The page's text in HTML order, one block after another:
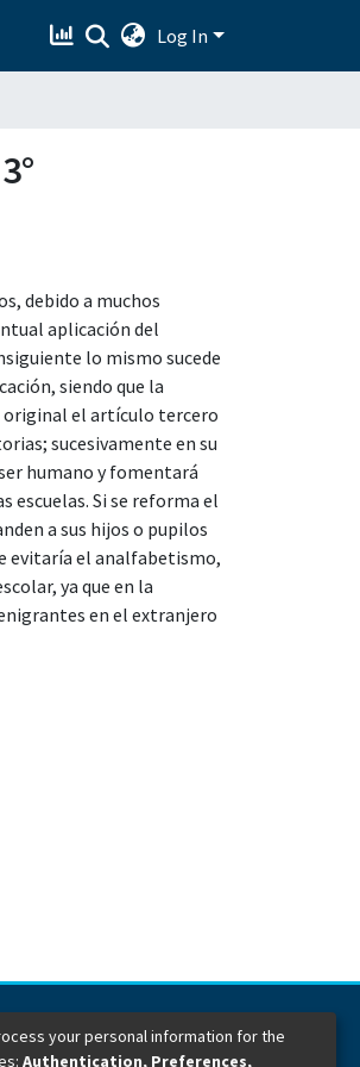
Log In
debido a muchos
aplicación del
lo mismo sucede
siendo que la
original el artículo tercero
sucesivamente en su
humano y fomentará
escuelas. Si se reforma el
a sus hijos o pupilos
evitaría el analfabetismo,
ya que en la
en el extranjero
Bibliotecas
your personal information for the
Authentication, Preferences,